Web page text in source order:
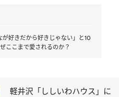
が好きだから好きじゃない」と10
ここまで愛されるのか？
軽井沢「ししいわハウス」に